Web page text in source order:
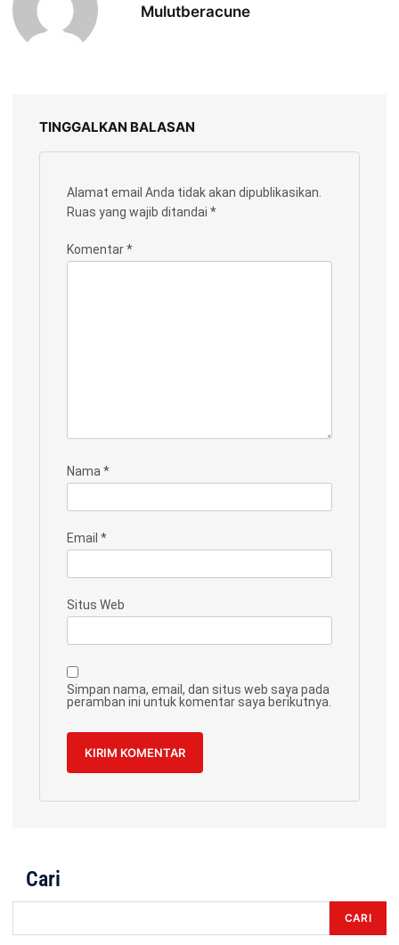
Mulutberacune
TINGGALKAN BALASAN
Alamat email Anda tidak akan dipublikasikan.
Ruas yang wajib ditandai *
Komentar*
Nama *
Email *
Situs Web
Simpan nama, email, dan situs web saya pada
peramban ini untuk komentar saya berikutnya.
Cari
CARI